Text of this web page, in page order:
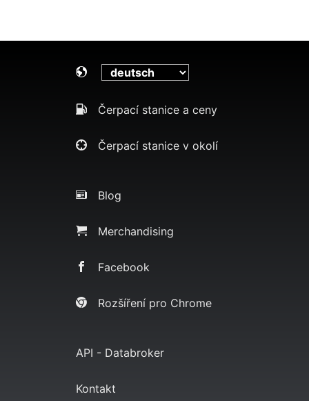
Čerpací stanice a ceny
Čerpací stanice v okolí
Blog
Merchandising
Facebook
Rozšíření pro Chrome
API - Databroker
Kontakt